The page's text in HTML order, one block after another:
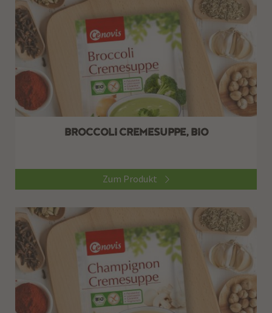
BROCCOLI CREMESUPPE, BIO
Zum Produkt